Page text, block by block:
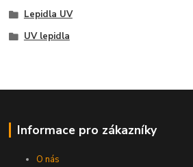
Lepidla UV
UV lepidla
Informace pro zákazníky
O nás